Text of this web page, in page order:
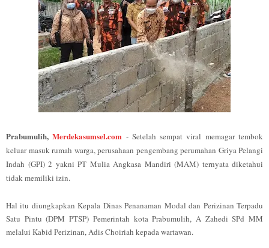
Prabumulih,Merdekasumsel.com - Setelah sempat viral memagar tembok
keluar masuk rumah warga, perusahaan pengembang perumahan Griya Pelangi
Indah (GPI) 2 yakni PT Mulia Angkasa Mandiri (MAM) ternyata diketahui
tidak memiliki izin.
Hal itu diungkapkanKepala Dinas Penanaman Modal dan Perizinan Terpadu
Satu Pintu (DPM PTSP) Pemerintah kota Prabumulih, A Zahedi SPd MM
melalui Kabid Perizinan, Adis Choiriah kepada wartawan.